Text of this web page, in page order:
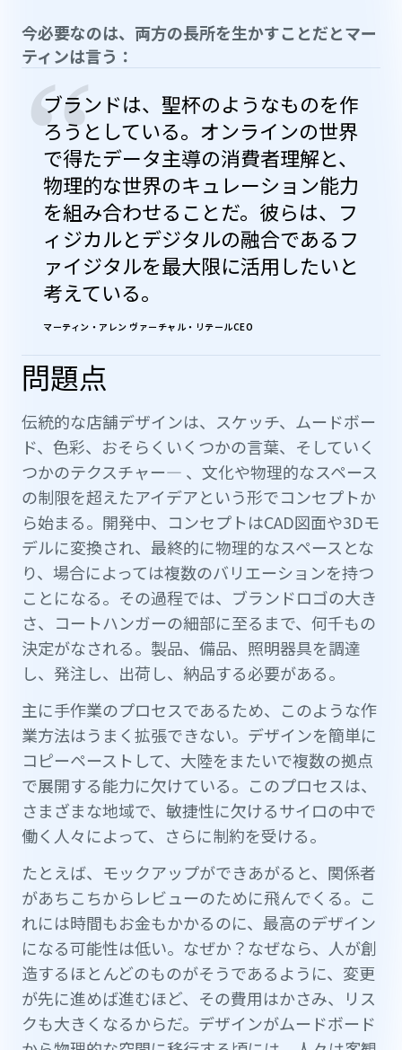
今必要なのは、両方の長所を生かすことだとマー
ティンは言う：
“
ブランドは、聖杯のようなものを作
ろうとしている。オンラインの世界
で得たデータ主導の消費者理解と、
物理的な世界のキュレーション能力
を組み合わせることだ。彼らは、フ
ィジカルとデジタルの融合であるフ
ァイジタルを最大限に活用したいと
考えている。
マーティン・アレン ヴァーチャル・リテールCEO
問題点
伝統的な店舗デザインは、スケッチ、ムードボー
ド、色彩、おそらくいくつかの言葉、そしていく
つかのテクスチャー— 、文化や物理的なスペース
の制限を超えたアイデアという形でコンセプトか
ら始まる。開発中、コンセプトはCAD図面や3Dモ
デルに変換され、最終的に物理的なスペースとな
り、場合によっては複数のバリエーションを持つ
ことになる。その過程では、ブランドロゴの大き
さ、コートハンガーの細部に至るまで、何千もの
決定がなされる。製品、備品、照明器具を調達
し、発注し、出荷し、納品する必要がある。
主に手作業のプロセスであるため、このような作
業方法はうまく拡張できない。デザインを簡単に
コピーペーストして、大陸をまたいで複数の拠点
で展開する能力に欠けている。このプロセスは、
さまざまな地域で、敏捷性に欠けるサイロの中で
働く人々によって、さらに制約を受ける。
たとえば、モックアップができあがると、関係者
があちこちからレビューのために飛んでくる。こ
れには時間もお金もかかるのに、最高のデザイン
になる可能性は低い。なぜか？なぜなら、人が創
造するほとんどのものがそうであるように、変更
が先に進めば進むほど、その費用はかさみ、リス
クも大きくなるからだ。デザインがムードボード